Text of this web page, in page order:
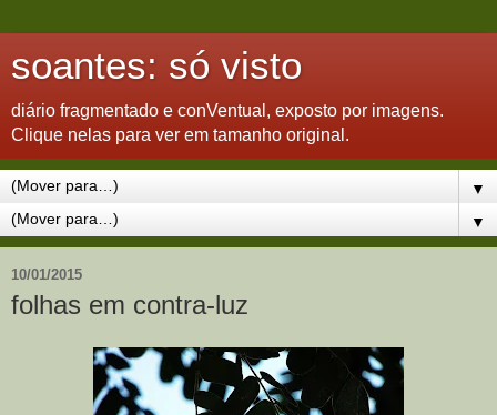
soantes: só visto
diário fragmentado e conVentual, exposto por imagens.
Clique nelas para ver em tamanho original.
▼
▼
10/01/2015
folhas em contra-luz